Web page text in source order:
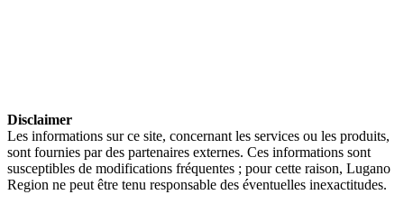
Disclaimer
Les informations sur ce site, concernant les services ou les produits,
sont fournies par des partenaires externes. Ces informations sont
susceptibles de modifications fréquentes ; pour cette raison, Lugano
Region ne peut être tenu responsable des éventuelles inexactitudes.